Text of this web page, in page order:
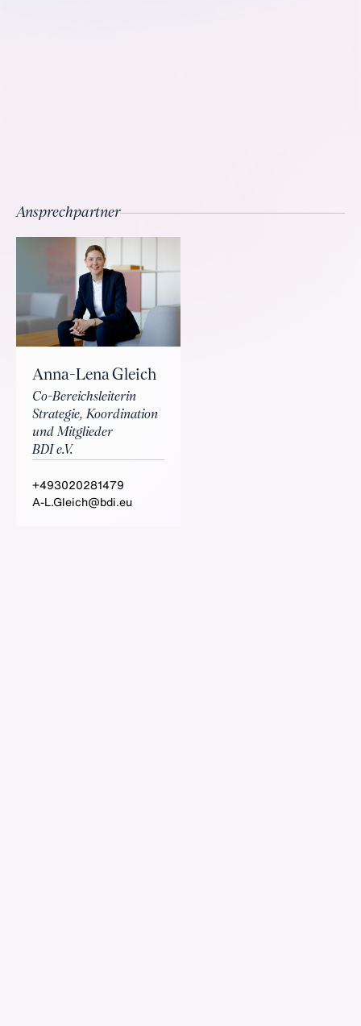
Ansprechpartner
Anna-Lena Gleich
Co-Bereichsleiterin
Strategie, Koordination
und Mitglieder
BDI e.V.
+493020281479
A-L.Gleich@bdi.eu